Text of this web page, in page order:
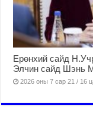
Ерөнхий сайд
Элчин сайд Шэнь
2026 оны 7 сар 21 / 16